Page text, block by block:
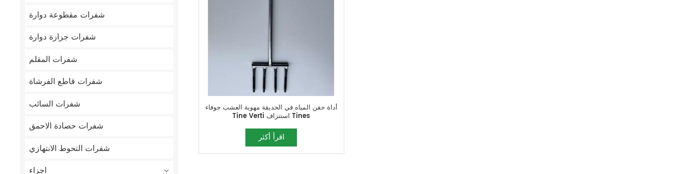
شفرات مقطوعة دوارة
شفرات جزازة دوارة
شفرات المقلم
شفرات قاطع الفرشاة
شفرات السائب
شفرات حصادة الاحمق
شفرات التحوط الانتهازي
اجزاء
أداة حقن المياه في الحديقة مهوية العشب جوفاء
Tine Verti استنزاف Tines
اقرأ أكثر